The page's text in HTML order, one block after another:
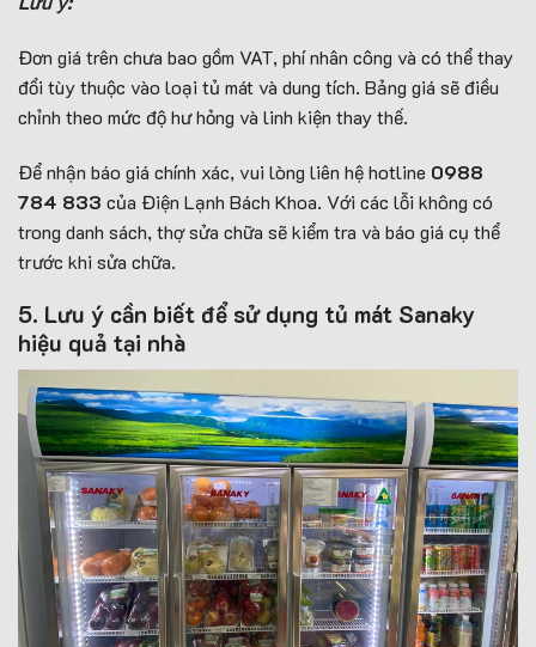
Đơn giá trên chưa bao gồm VAT, phí nhân công và có thể thay
đổi tùy thuộc vào loại tủ mát và dung tích. Bảng giá sẽ điều
chỉnh theo mức độ hư hỏng và linh kiện thay thế.
Để nhận báo giá chính xác, vui lòng liên hệ hotline 0988
784 833 của Điện Lạnh Bách Khoa. Với các lỗi không có
trong danh sách, thợ sửa chữa sẽ kiểm tra và báo giá cụ thể
trước khi sửa chữa.
5. Lưu ý cần biết để sử dụng tủ mát Sanaky
hiệu quả tại nhà